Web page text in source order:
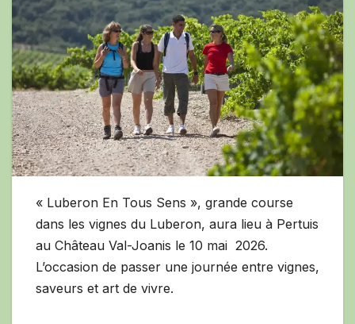
« Luberon En Tous Sens », grande course
dans les vignes du Luberon, aura lieu à Pertuis
au Château Val-Joanis le 10 mai 2026.
L’occasion de passer une journée entre vignes,
saveurs et art de vivre.